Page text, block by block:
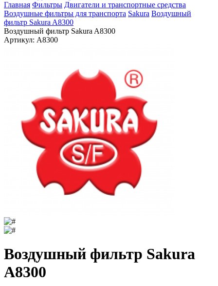
Главная Фильтры Двигатели и транспортные средства
Воздушные фильтры для транспорта Sakura Воздушный
фильтр Sakura A8300
Воздушный фильтр Sakura A8300
Артикул: A8300
Воздушный фильтр Sakura
A8300